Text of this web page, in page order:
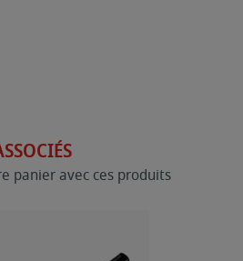
panier avec ces produits